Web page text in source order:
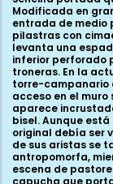
Modificada en
entrada de medio
pilastras con
levanta una
inferior perforado
troneras. En la
torre-campanario
acceso en el muro
aparece
bisel. Aunque
original debía ser
de sus aristas se
antropomorfa,
escena de
capucha que